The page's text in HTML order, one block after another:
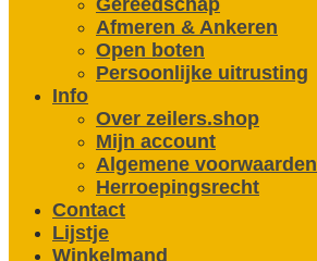
Gereedschap
Afmeren & Ankeren
Open boten
Persoonlijke uitrusting
Info
Over zeilers.shop
Mijn account
Algemene voorwaarden
Herroepingsrecht
Contact
Lijstje
Winkelmand